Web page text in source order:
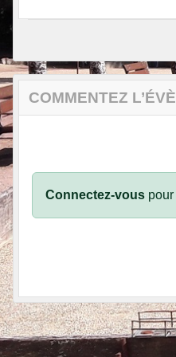
COMMENTEZ
Connectez-vous